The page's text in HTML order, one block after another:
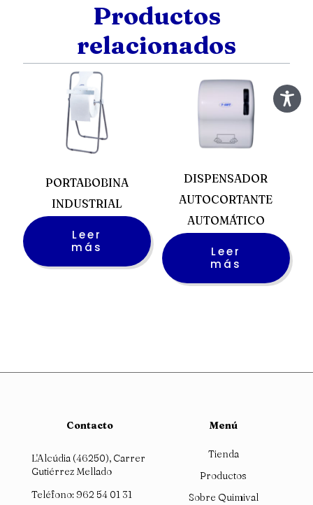
Productos
relacionados
PORTABOBINA
INDUSTRIAL
Leer
más
DISPENSADOR
AUTOCORTANTE
AUTOMÁTICO
Leer
más
Contacto
L'Alcúdia (46250), Carrer
Gutiérrez Mellado
Teléfono: 962 54 01 31
Menú
Tienda
Productos
Sobre Quimival